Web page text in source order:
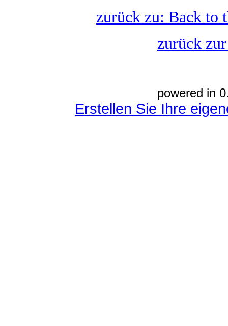
zurück zu: Back to
zurück
powered in
Erstellen Sie Ihre